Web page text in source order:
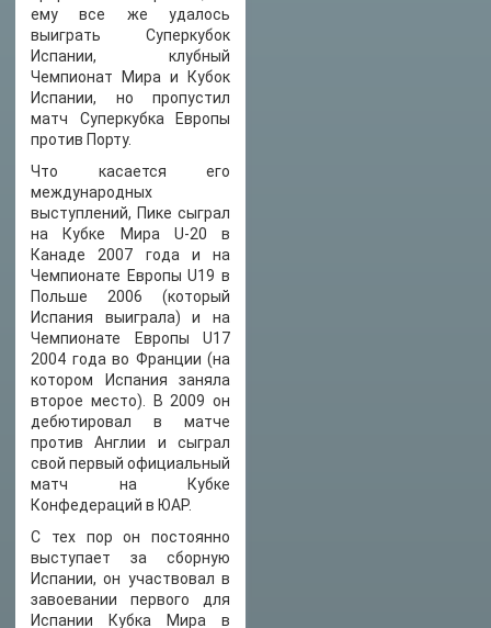
ему все же удалось
выиграть Суперкубок
Испании, клубный
Чемпионат Мира и Кубок
Испании, но пропустил
матч Суперкубка Европы
против Порту.
Что касается его
международных
выступлений, Пике сыграл
на Кубке Мира U-20 в
Канаде 2007 года и на
Чемпионате Европы U19 в
Польше 2006 (который
Испания выиграла) и на
Чемпионате Европы U17
2004 года во Франции (на
котором Испания заняла
второе место). В 2009 он
дебютировал в матче
против Англии и сыграл
свой ​​первый официальный
матч на Кубке
Конфедераций в ЮАР.
С тех пор он постоянно
выступает за сборную
Испании, он участвовал в
завоевании первого для
Испании Кубка Мира в